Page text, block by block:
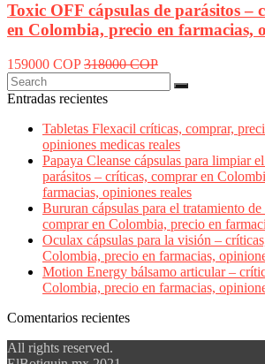
Toxic OFF cápsulas de parásitos –
en Colombia, precio en farmacias,
159000 COP 318000 COP
Entradas recientes
Tabletas Flexacil críticas, comprar,
opiniones medicas reales
Papaya Cleanse cápsulas para limpiar
parásitos – críticas, comprar en
farmacias, opiniones reales
Bururan cápsulas para el tratamiento
comprar en Colombia, precio en
Oculax cápsulas para la visión –
Colombia, precio en farmacias,
Motion Energy bálsamo articular –
Colombia, precio en farmacias,
Comentarios recientes
All rights reserved.